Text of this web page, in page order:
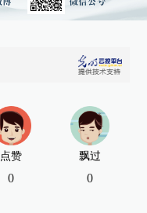
点赞
0
飘过
0